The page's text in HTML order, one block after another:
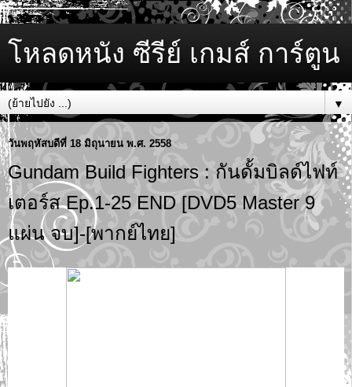
โหลดหนัง ซีรีย์ เกมส์ การ์ตูน
▼
วันพฤหัสบดีที่ 18 มิถุนายน พ.ศ. 2558
Gundam Build Fighters : กันดั้มบิลด์ไฟท์
เตอร์ส Ep.1-25 END [DVD5 Master 9
แผ่น จบ]-[พากย์ไทย]